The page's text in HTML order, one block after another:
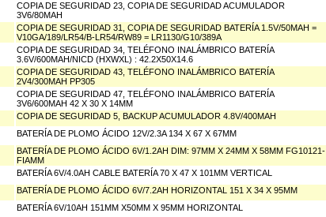
COPIA DE SEGURIDAD 23, COPIA DE SEGURIDAD ACUMULADOR
3V6/80MAH
COPIA DE SEGURIDAD 31, COPIA DE SEGURIDAD BATERÍA 1.5V/50MAH =
V10GA/189/LR54/B-LR54/RW89 = LR1130/G10/389A
COPIA DE SEGURIDAD 34, TELÉFONO INALÁMBRICO BATERÍA
3.6V/600MAH/NICD (HXWXL) : 42.2X50X14.6
COPIA DE SEGURIDAD 43, TELÉFONO INALÁMBRICO BATERÍA
2V4/300MAH PP305
COPIA DE SEGURIDAD 47, TELÉFONO INALÁMBRICO BATERÍA
3V6/600MAH 42 X 30 X 14MM
COPIA DE SEGURIDAD 5, BACKUP ACUMULADOR 4.8V/400MAH
BATERÍA DE PLOMO ÁCIDO 12V/2.3A 134 X 67 X 67MM
BATERÍA DE PLOMO ÁCIDO 6V/1.2AH DIM: 97MM X 24MM X 58MM FG10121-
FIAMM
BATERÍA 6V/4.0AH CABLE BATERÍA 70 X 47 X 101MM VERTICAL
BATERÍA DE PLOMO ÁCIDO 6V/7.2AH HORIZONTAL 151 X 34 X 95MM
BATERÍA 6V/10AH 151MM X50MM X 95MM HORIZONTAL